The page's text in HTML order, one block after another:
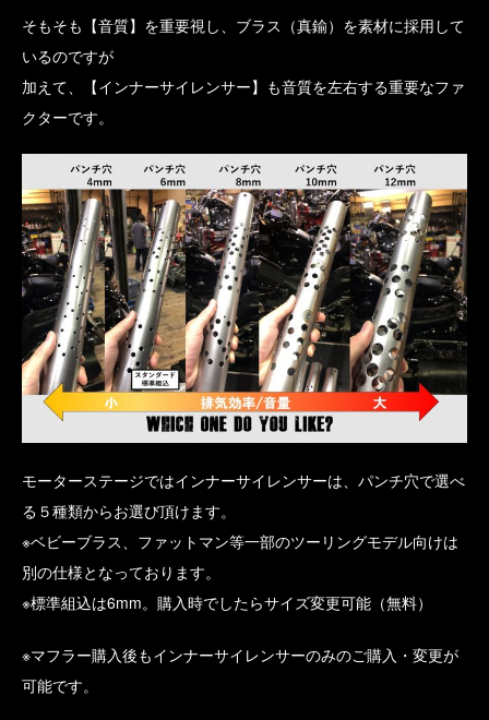
そもそも【音質】を重要視し、ブラス（真鍮）を素材に採用して
いるのですが
加えて、【インナーサイレンサー】も音質を左右する重要なファ
クターです。
モーターステージではインナーサイレンサーは、パンチ穴で選べ
る５種類からお選び頂けます。
※ベビーブラス、ファットマン等一部のツーリングモデル向けは
別の仕様となっております。
※標準組込は6mm。購入時でしたらサイズ変更可能（無料）
※マフラー購入後もインナーサイレンサーのみのご購入・変更が
可能です。